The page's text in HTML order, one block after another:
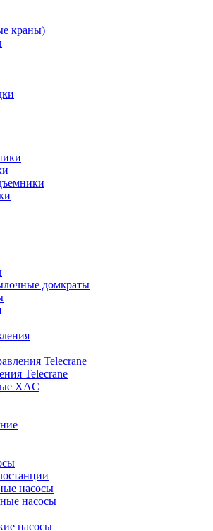
краны)
домкраты
Telecrane
Telecrane
XAC
насосы
насосы
насосы